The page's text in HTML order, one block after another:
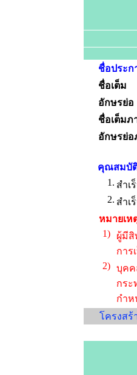
ชื่อประก
ชื่อเต็ม
อักษรย่อ
ชื่อเต็มภ
อักษรย่อ
คุณสมบัติ
1. สำเ
2. สำเ
หมายเห
1)
ผู้มีสิ
การ
2) บุคค
กระ
กำห
โครงสร้